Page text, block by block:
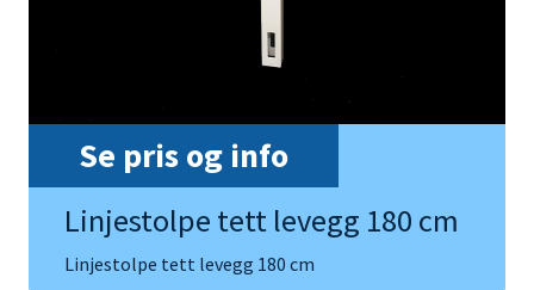
Se pris og info
Linjestolpe tett levegg 180 cm
Linjestolpe tett levegg 180 cm